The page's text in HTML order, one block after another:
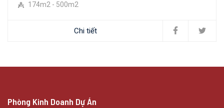
174m2 - 500m2
Chi tiết
Phòng Kinh Doanh Dự Án